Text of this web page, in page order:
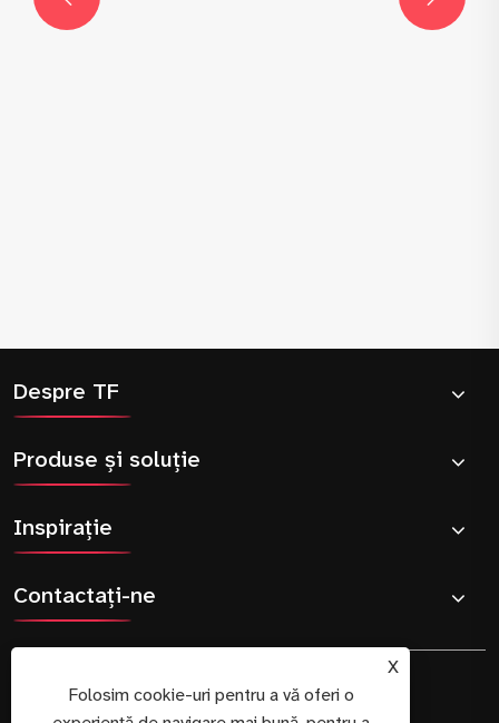
Despre TF
Produse și soluție
Inspiraţie
Contactaţi-ne
X
Folosim cookie-uri pentru a vă oferi o